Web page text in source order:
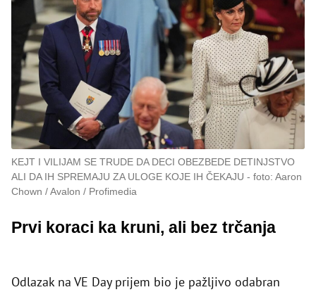
KEJT I VILIJAM SE TRUDE DA DECI OBEZBEDE DETINJSTVO
ALI DA IH SPREMAJU ZA ULOGE KOJE IH ČEKAJU
foto: Aaron
Chown / Avalon / Profimedia
Prvi koraci ka kruni, ali bez trčanja
Odlazak na VE Day prijem bio je pažljivo odabran